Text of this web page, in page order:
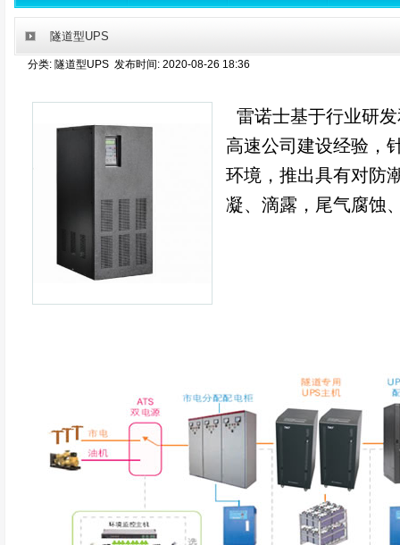
隧道型UPS
分类: 隧道型UPS 发布时间: 2020-08-26 18:36
雷诺士基于行业研
高速公司建设经验，
环境，推出具有对防
凝、滴露，尾气腐蚀